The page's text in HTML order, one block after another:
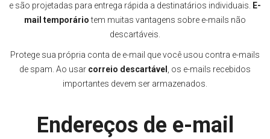
e são projetadas para entrega rápida a destinatários individuais.
E-
mail temporáriotem muitas vantagens sobre e-mails não
descartáveis.
Protege sua própria conta de e-mail que você usou contra e-mails
de spam. Ao usar correio descartável
, os e-mails recebidos
importantes devem ser armazenados.
Endereços de e-mail